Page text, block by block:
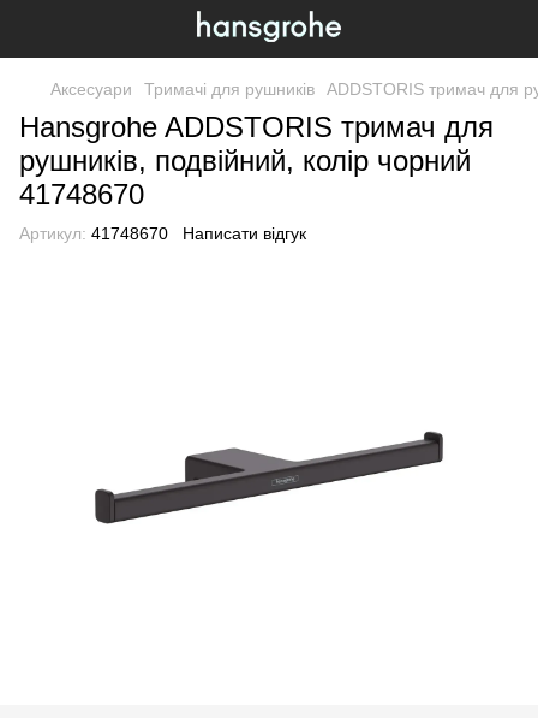
Аксесуари Тримачі для рушників ADDSTORIS тримач для
Hansgrohe ADDSTORIS тримач для
рушників, подвійний, колір чорний
41748670
Артикул: 41748670 Написати відгук